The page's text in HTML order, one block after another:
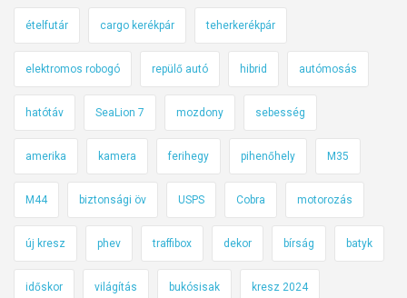
ételfutár cargo kerékpár teherkerékpár
elektromos robogó repülő autó hibrid autómosás
hatótáv SeaLion 7 mozdony sebesség
amerika kamera ferihegy pihenőhely M35
M44 biztonsági öv USPS Cobra motorozás
új kresz phev traffibox dekor bírság batyk
időskor világítás bukósisak kresz 2024